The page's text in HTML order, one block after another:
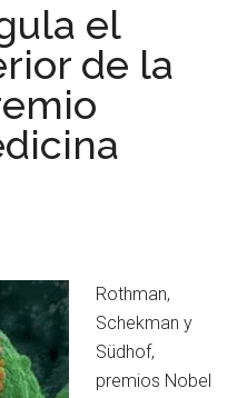
el
de la
Rothman,
Schekman y
Südhof,
premios Nobel